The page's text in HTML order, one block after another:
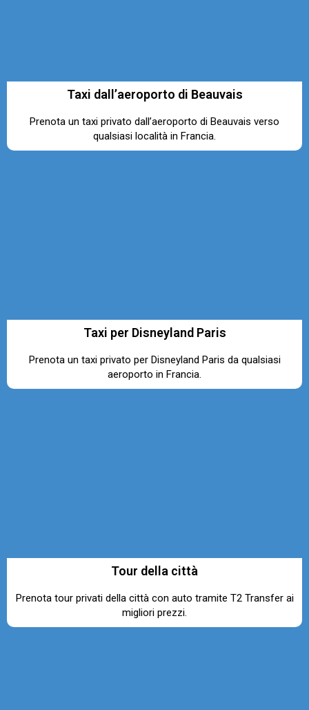
Taxi dall’aeroporto di Beauvais
Prenota un taxi privato dall’aeroporto di Beauvais verso
qualsiasi località in Francia.
Taxi per Disneyland Paris
Prenota un taxi privato per Disneyland Paris da qualsiasi
aeroporto in Francia.
Tour della città
Prenota tour privati della città con auto tramite T2 Transfer ai
migliori prezzi.